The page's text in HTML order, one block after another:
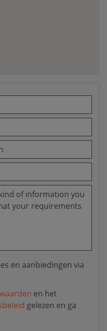
en aanbiedingen via
en het
gelezen en ga